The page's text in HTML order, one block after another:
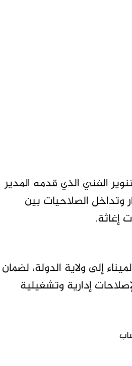
الفني الذي قدمه المدير
وتداخل الصلاحيات بين
إغاثة.
إلى ولاية الدولة، لضمان
إدارية وتشغيلية